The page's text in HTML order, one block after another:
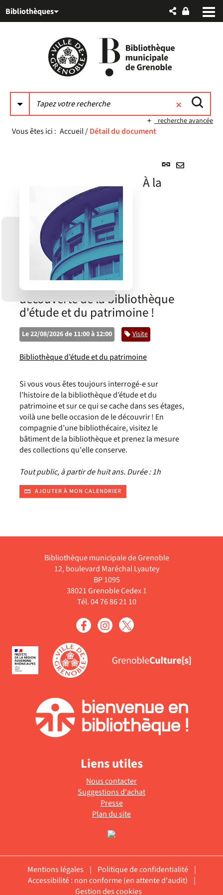
au
auBibliothèques
recherche avancée
Vous êtes ici : Accueil/Détail du document
Lien
À la
découverte de la bibliothèque
d'étude et du patrimoine !
Le 22/08/2026 de 11:00 à 12:00 Catégorie
Visite
Bibliothèque d’étude et du patrimoine
Si vous vous êtes toujours interrogé-e sur
l’histoire de la bibliothèque d’étude et du
patrimoine et sur ce qui se cache dans ses étages,
voilà une belle occasion de le découvrir ! En
compagnie d’une bibliothécaire, visitez le
bâtiment de la bibliothèque et prenez la mesure
des collections qu'elle conserve.
Tout public, à partir de huit ans. Durée : 1h
AJOUTER À MON CALENDRIER
Bibliothèque municipale de Grenoble
12, boulevard Maréchal Lyautey
BP 1095
38021 Grenoble Cedex 1
Tél. 04 76 86 21 10
Liens utiles
Nous contacter
Suggestions d'achat
Presse
Plan du site
Mentions légales | Politique de confidentialité
|
Accessibilité : non conforme (en attente d'audit)
|
Gestion des cookies